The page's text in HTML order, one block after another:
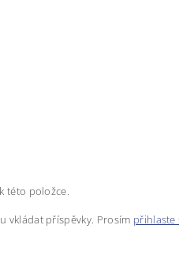
této položce.
vkládat příspěvky. Prosím přihlaste